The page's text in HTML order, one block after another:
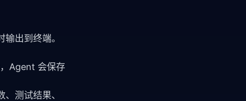
出到终端。
Agent 会保存
测试结果、